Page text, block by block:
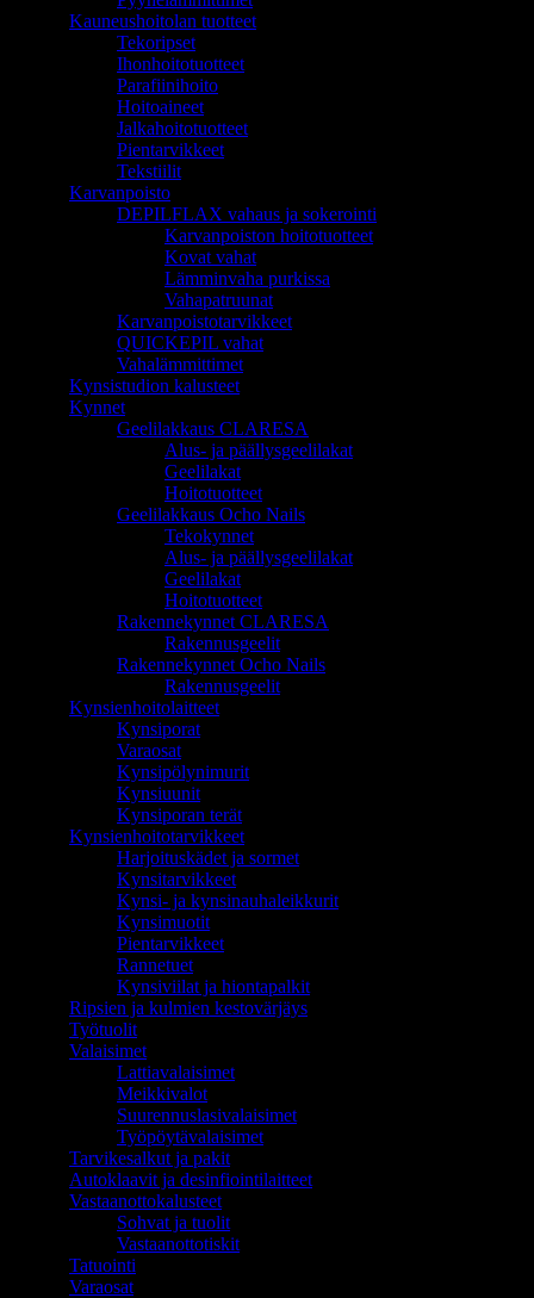
Kauneushoitolan tuotteet
Tekoripset
Ihonhoitotuotteet
Parafiinihoito
Hoitoaineet
Jalkahoitotuotteet
Pientarvikkeet
Tekstiilit
Karvanpoisto
DEPILFLAX vahaus ja sokerointi
Karvanpoiston hoitotuotteet
Kovat vahat
Lämminvaha purkissa
Vahapatruunat
Karvanpoistotarvikkeet
QUICKEPIL vahat
Vahalämmittimet
Kynsistudion kalusteet
Kynnet
Geelilakkaus CLARESA
Alus- ja päällysgeelilakat
Geelilakat
Hoitotuotteet
Geelilakkaus Ocho Nails
Tekokynnet
Alus- ja päällysgeelilakat
Geelilakat
Hoitotuotteet
Rakennekynnet CLARESA
Rakennusgeelit
Rakennekynnet Ocho Nails
Rakennusgeelit
Kynsienhoitolaitteet
Kynsiporat
Varaosat
Kynsipölynimurit
Kynsiuunit
Kynsiporan terät
Kynsienhoitotarvikkeet
Harjoituskädet ja sormet
Kynsitarvikkeet
Kynsi- ja kynsinauhaleikkurit
Kynsimuotit
Pientarvikkeet
Rannetuet
Kynsiviilat ja hiontapalkit
Ripsien ja kulmien kestovärjäys
Työtuolit
Valaisimet
Lattiavalaisimet
Meikkivalot
Suurennuslasivalaisimet
Työpöytävalaisimet
Tarvikesalkut ja pakit
Autoklaavit ja desinfiointilaitteet
Vastaanottokalusteet
Sohvat ja tuolit
Vastaanottotiskit
Tatuointi
Varaosat